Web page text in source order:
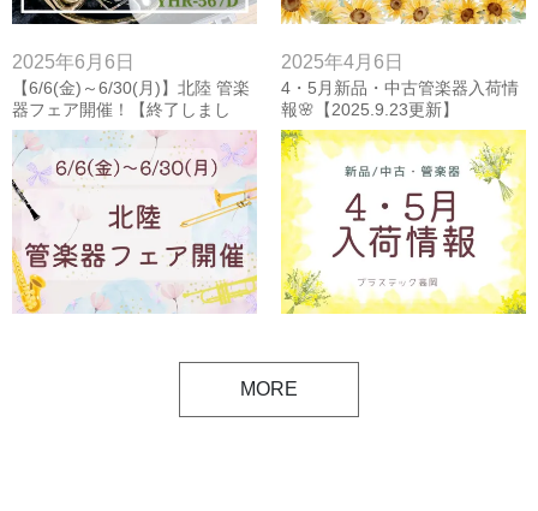
2025年6月6日
【6/6(金)～6/30(月)】北陸 管楽
器フェア開催！【終了しまし
た】
2025年4月6日
4・5月新品・中古管楽器入荷情
報🌸【2025.9.23更新】
MORE